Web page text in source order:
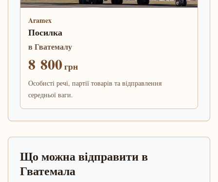
Aramex
Посилка
в Гватемалу
8 800грн
Особисті речі, партії товарів та відправлення
середньої ваги.
Що можна відправити в
Гватемала